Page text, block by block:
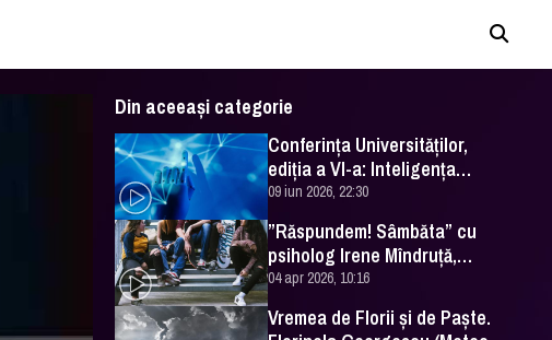
Din aceeași categorie
Conferința Universităților,
ediția a VI-a: Inteligența
artificială în Educație- soluție
sau problemă?
09 iun 2026, 22:30
”Răspundem! Sâmbăta” cu
psiholog Irene Mîndruță,
despre adolescență
04 apr 2026, 10:16
Vremea de Florii și de Paște.